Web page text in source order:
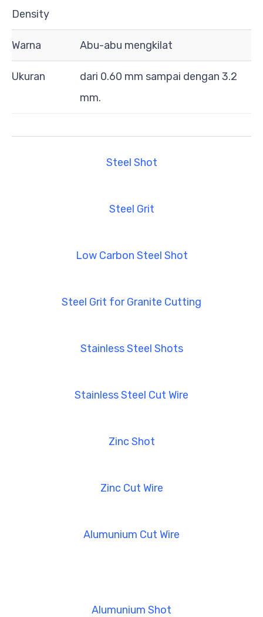
Density
Warna Abu-abu mengkilat
Ukuran
dari 0.60 mm sampai dengan 3.2
mm.
Steel Shot
Steel Grit
Low Carbon Steel Shot
Steel Grit for Granite Cutting
Stainless Steel Shots
Stainless Steel Cut Wire
Zinc Shot
Zinc Cut Wire
Alumunium Cut Wire
Alumunium Shot